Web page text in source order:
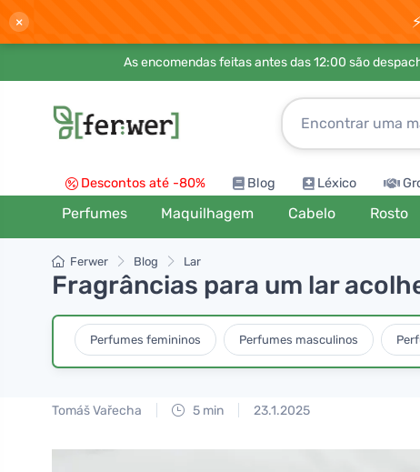
×
As encomendas feitas antes das 12:00 são
Descontos até -80% Blog Léxico
Perfumes Maquilhagem Cabelo Rosto
Ferwer Blog Lar
Fragrâncias para um lar
Perfumes femininos Perfumes masculinos
Tomáš Vařecha 5 min 23.1.2025